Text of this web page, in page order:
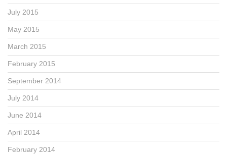
July 2015
May 2015
March 2015
February 2015
September 2014
July 2014
June 2014
April 2014
February 2014